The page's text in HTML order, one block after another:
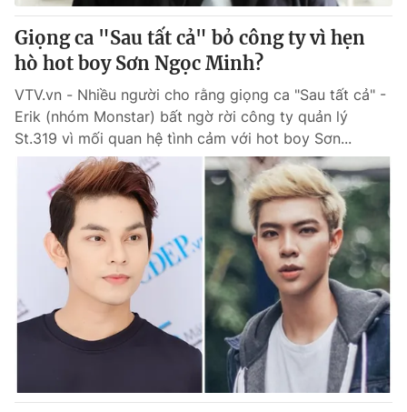
Tư vấn
Chuyên mục khác
Emagazine Podcast
Photo Infographic
Shorts video
VTV Money VTV Thể thao
VTV Sức khoẻ Bất động sản
Thị trường 24h Tấm lòng Việt
Vươn mình bằng AI
Giọng ca "Sau tất cả" bỏ công ty vì hẹn
hò hot boy Sơn Ngọc Minh?
VTV.vn - Nhiều người cho rằng giọng ca "Sau tất cả" -
Erik (nhóm Monstar) bất ngờ rời công ty quản lý
St.319 vì mối quan hệ tình cảm với hot boy Sơn...